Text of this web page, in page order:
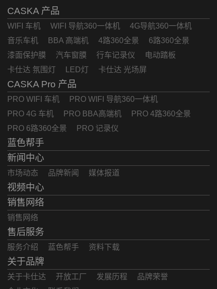
CASKA 产品
WIFI 车机 WIFI 导航360一体机
4G导航360一体机
音乐车机
BBA 高端机 4路360全景
6路360全景
漆面保护膜
汽车窗膜 行车记录仪
电动踏板
卡仕达 氛围灯
LED灯 卡仕达 光场屏
CASKA Pro 产品
PRO WIFI 车机
PRO WIFI 导航360一体机
PRO 4G 车机
PRO BBA高端机
PRO 4路360全景
PRO 6路360全景
PRO 记录仪
蓝色帮手
新闻中心
市场动态 品牌新闻 媒体报道
视频中心
销售网络
销售网络
售后服务
服务介绍 蓝色帮手 资料下载
关于品牌
关于卡仕达 开放工厂 发展历程
品牌荣誉